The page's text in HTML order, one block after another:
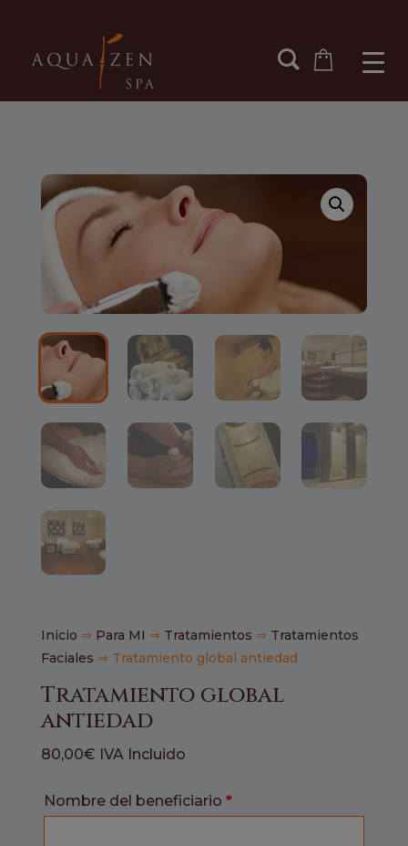
Inicio ⇒ Para MI ⇒ Tratamientos ⇒ Tratamientos
Faciales ⇒ Tratamiento global antiedad
Tratamiento global
antiedad
80,00€ IVA Incluido
Nombre del beneficiario *